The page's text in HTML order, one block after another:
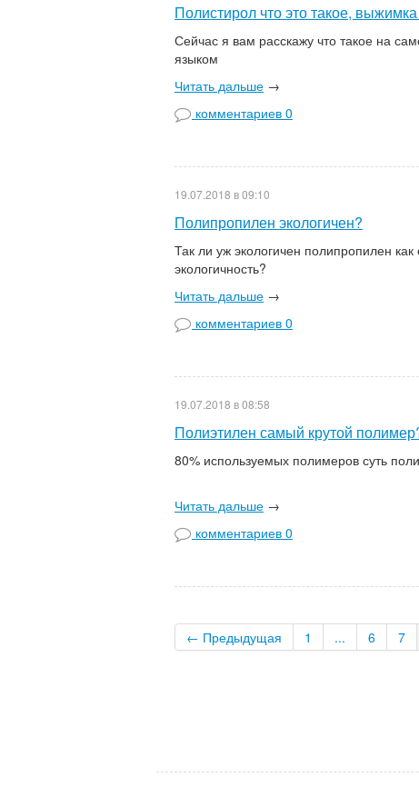
Полистирол что это такое,
Сейчас я вам расскажу что такое на
Читать дальше →
комментариев 0
19.07.2018 в 09:10
Полипропилен экологичен?
Так ли уж экологичен полипропилен
Читать дальше →
комментариев 0
19.07.2018 в 08:58
Полиэтилен самый крутой
80% используемых полимеров суть
Читать дальше →
комментариев 0
← Предыдущая 1 ... 6 7